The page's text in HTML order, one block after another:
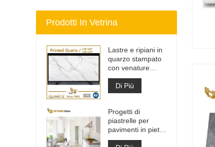
Prodotti In Vetrina
Lastre e ripiani in
quarzo stampato
con venature
grigie | Quarzo
stampato a corpo
intero PQ005
Di Più
Progetti di
piastrelle per
pavimenti in pietra
di materiale da